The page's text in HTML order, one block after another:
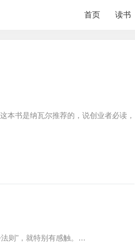
首页 读书
本书是纳瓦尔推荐的，说创业者必读，
则"，就特别有感触。…